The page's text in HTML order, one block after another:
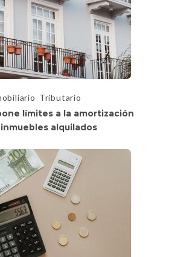
Tributario
límites a la amortización
alquilados